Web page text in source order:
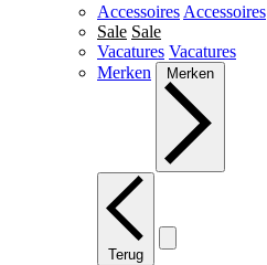
Accessoires Accessoires
Sale Sale
Vacatures Vacatures
Merken
Merken
Terug